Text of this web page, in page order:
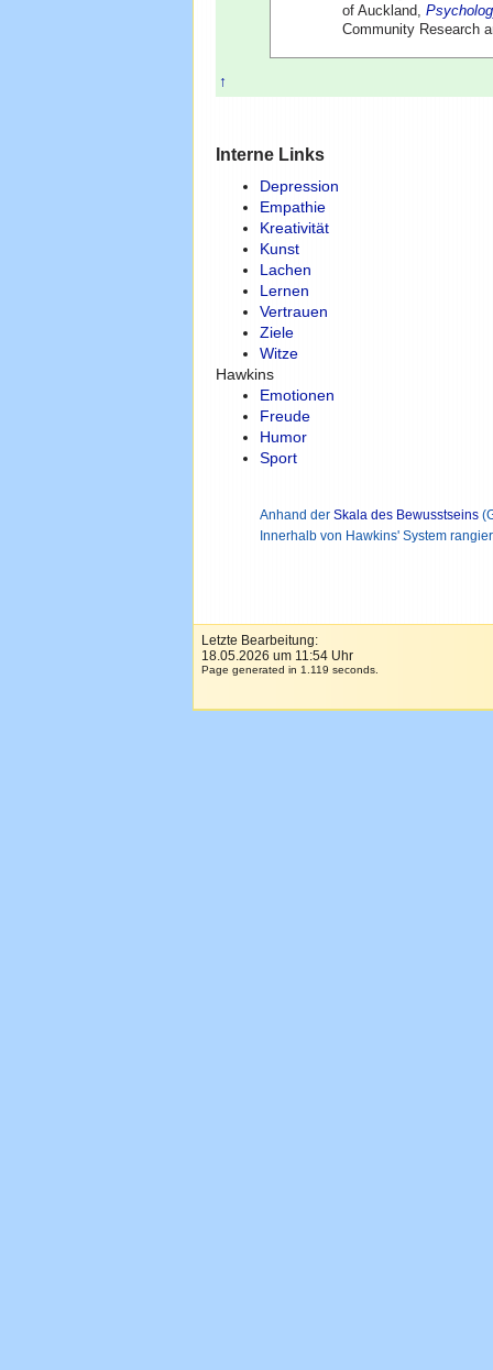
of Auckland,
Community Research
↑
Interne Links
Depression
Empathie
Kreativität
Kunst
Lachen
Lernen
Vertrauen
Ziele
Witze
Hawkins
Emotionen
Freude
Humor
Sport
Anhand der Skala des Bewusstseins
Innerhalb von Hawkins' System
Letzte Bearbeitung:
18.05.2026 um 11:54 Uhr
Page generated in 1.119 seconds.